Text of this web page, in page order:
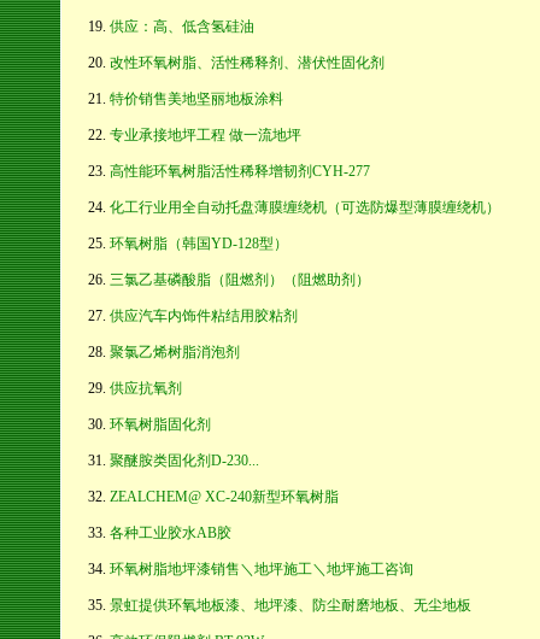
供应：高、低含氢硅油
改性环氧树脂、活性稀释剂、潜伏性固化剂
特价销售美地坚丽地板涂料
专业承接地坪工程 做一流地坪
高性能环氧树脂活性稀释增韧剂CYH-277
化工行业用全自动托盘薄膜缠绕机（可选防爆型薄膜缠绕机）
环氧树脂（韩国YD-128型）
三氯乙基磷酸脂（阻燃剂）（阻燃助剂）
供应汽车内饰件粘结用胶粘剂
聚氯乙烯树脂消泡剂
供应抗氧剂
环氧树脂固化剂
聚醚胺类固化剂D-230...
ZEALCHEM@ XC-240新型环氧树脂
各种工业胶水AB胶
环氧树脂地坪漆销售＼地坪施工＼地坪施工咨询
景虹提供环氧地板漆、地坪漆、防尘耐磨地板、无尘地板